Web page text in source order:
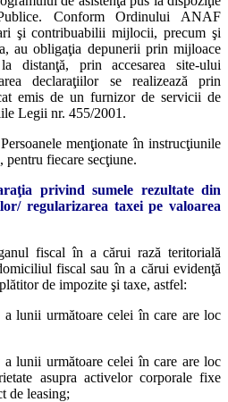
Conform Ordinului ANAF
şi contribuabilii mijlocii, precum şi
au obligaţia depunerii prin mijloace
distanţă, prin accesarea site-ului
declaraţiilor se realizează prin
emis de un furnizor de servicii de
Legii nr. 455/2001.
menţionate în instrucţiunile
fiecare secţiune.
privind sumele rezultate din
regularizarea taxei pe valoarea
fiscal în a cărui rază teritorială
fiscal sau în a cărui evidenţă
de impozite şi taxe, astfel:
lunii următoare celei în care are loc
lunii următoare celei în care are loc
asupra activelor corporale fixe
de leasing;